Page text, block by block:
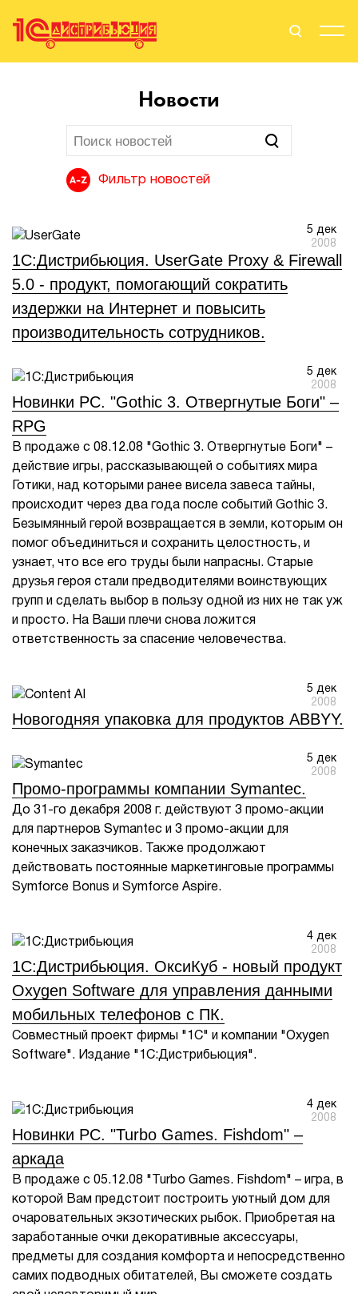
Стать Партнером
Вендоры
Партнерам
События
Новости
Фильтр новостей
5 дек
2008
1С:Дистрибьюция. UserGate Proxy & Firewall
5.0 - продукт, помогающий сократить
издержки на Интернет и повысить
производительность сотрудников.
5 дек
2008
Новинки PC. "Gothic 3. Отвергнутые Боги" –
RPG
В продаже с 08.12.08 "Gothic 3. Отвергнутые Боги" –
действие игры, рассказывающей о событиях мира
Готики, над которыми ранее висела завеса тайны,
происходит через два года после событий Gothic 3.
Безымянный герой возвращается в земли, которым он
помог объединиться и сохранить целостность, и
узнает, что все его труды были напрасны. Старые
друзья героя стали предводителями воинствующих
групп и сделать выбор в пользу одной из них не так уж
и просто. На Ваши плечи снова ложится
ответственность за спасение человечества.
5 дек
2008
Новогодняя упаковка для продуктов ABBYY.
5 дек
2008
Промо-программы компании Symantec.
До 31-го декабря 2008 г. действуют 3 промо-акции
для партнеров Symantec и 3 промо-акции для
конечных заказчиков. Также продолжают
действовать постоянные маркетинговые программы
Symforce Bonus и Symforce Aspire.
4 дек
2008
1С:Дистрибьюция. ОксиКуб - новый продукт
Oxygen Software для управления данными
мобильных телефонов с ПК.
Совместный проект фирмы "1С" и компании "Oxygen
Software". Издание "1С:Дистрибьюция".
4 дек
2008
Новинки PC. "Turbo Games. Fishdom" –
аркада
В продаже с 05.12.08 "Turbo Games. Fishdom" – игра, в
которой Вам предстоит построить уютный дом для
очаровательных экзотических рыбок. Приобретая на
заработанные очки декоративные аксессуары,
предметы для создания комфорта и непосредственно
самих подводных обитателей, Вы сможете создать